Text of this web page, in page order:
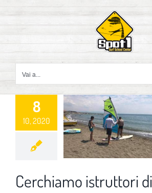
contenuto
Vai a...
8
10, 2020
Cerchiamo istruttori